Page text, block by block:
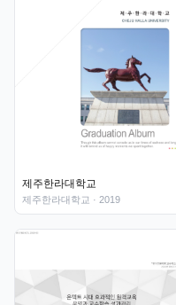
제주한라대학교
제주한라대학교 · 2019